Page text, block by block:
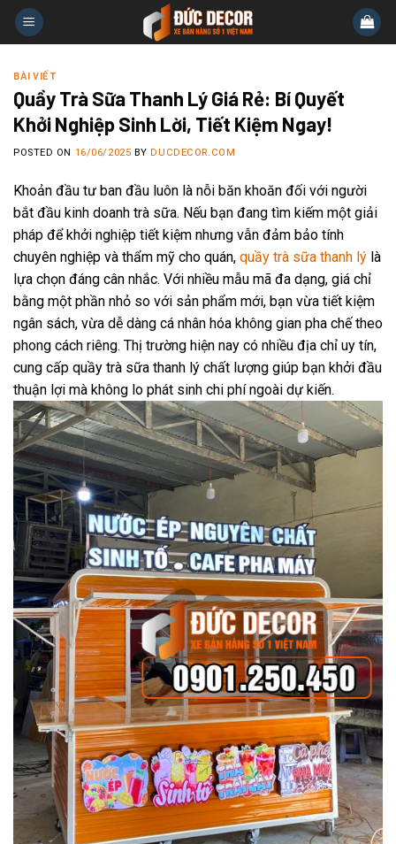
Skip
BÀI VIẾT
Quầy Trà Sữa Thanh Lý Giá Rẻ: Bí Quyết
Khởi Nghiệp Sinh Lời, Tiết Kiệm Ngay!
POSTED ON 16/06/2025 BYDUCDECOR.COM
Khoản đầu tư ban đầu luôn là nỗi băn khoăn đối với người
bắt đầu kinh doanh trà sữa. Nếu bạn đang tìm kiếm một giải
pháp để khởi nghiệp tiết kiệm nhưng vẫn đảm bảo tính
chuyên nghiệp và thẩm mỹ cho quán, quầy trà sữa thanh lý là
lựa chọn đáng cân nhắc. Với nhiều mẫu mã đa dạng, giá chỉ
bằng một phần nhỏ so với sản phẩm mới, bạn vừa tiết kiệm
ngân sách, vừa dễ dàng cá nhân hóa không gian pha chế theo
phong cách riêng. Thị trường hiện nay có nhiều địa chỉ uy tín,
cung cấp quầy trà sữa thanh lý chất lượng giúp bạn khởi đầu
thuận lợi mà không lo phát sinh chi phí ngoài dự kiến.